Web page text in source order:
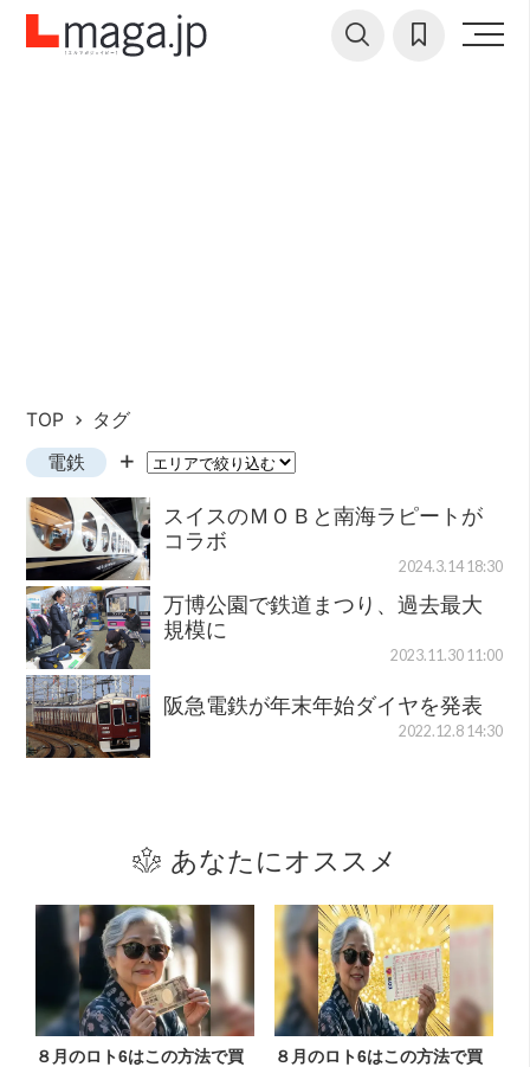
TOP
タグ
電鉄
スイスのＭＯＢと南海ラピートが
コラボ
2024.3.14 18:30
万博公園で鉄道まつり、過去最大
規模に
2023.11.30 11:00
阪急電鉄が年末年始ダイヤを発表
2022.12.8 14:30
あなたにオススメ
８月のロト6はこの方法で買
８月のロト6はこの方法で買